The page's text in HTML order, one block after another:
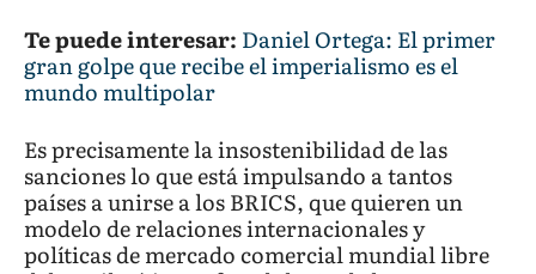
Te puede interesar: Daniel Ortega: El primer
gran golpe que recibe el imperialismo es el
mundo multipolar
Es precisamente la insostenibilidad de las
sanciones lo que está impulsando a tantos
países a unirse a los BRICS, que quieren un
modelo de relaciones internacionales y
políticas de mercado comercial mundial libre